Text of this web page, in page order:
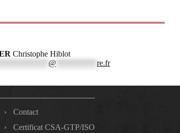
Christophe Hiblot
@ re.fr
Contact
Certificat CSA-GTP/ISO